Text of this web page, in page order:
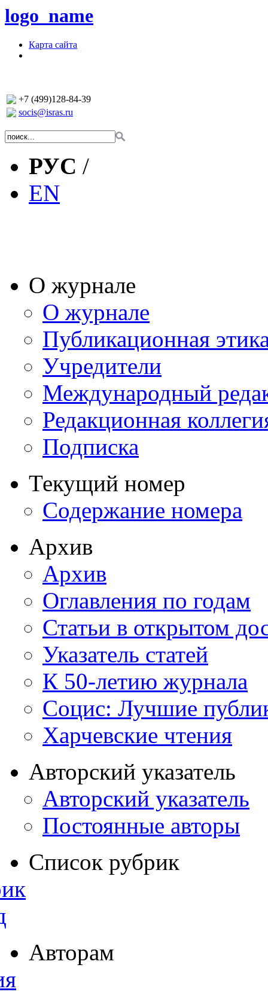
logo_name
Карта сайта
+7 (499)128-84-39
socis@isras.ru
РУС /
EN
О журнале
О журнале
Публикационная
Учредители
Международный
Редакционная
Подписка
Текущий номер
Содержание номера
Архив
Архив
Оглавления по годам
Статьи в открытом
Указатель статей
К 50-летию журнала
Социс: Лучшие
Харчевские чтения
Авторский указатель
Авторский указатель
Постоянные авторы
Список рубрик
Авторам